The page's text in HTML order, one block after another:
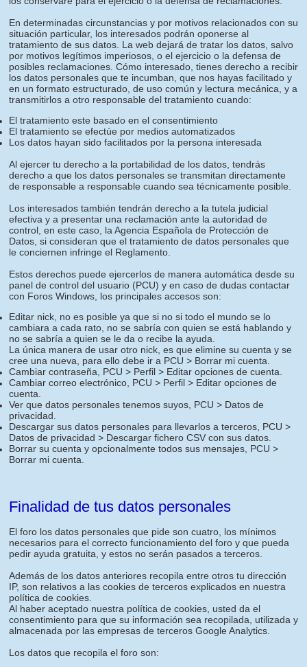
En determinadas circunstancias y por motivos relacionados con su
situación particular, los interesados podrán oponerse al
tratamiento de sus datos. La web dejará de tratar los datos, salvo
por motivos legítimos imperiosos, o el ejercicio o la defensa de
posibles reclamaciones. Cómo interesado, tienes derecho a recibir
los datos personales que te incumban, que nos hayas facilitado y
en un formato estructurado, de uso común y lectura mecánica, y a
transmitirlos a otro responsable del tratamiento cuando:
El tratamiento este basado en el consentimiento
El tratamiento se efectúe por medios automatizados
Los datos hayan sido facilitados por la persona interesada
Al ejercer tu derecho a la portabilidad de los datos, tendrás
derecho a que los datos personales se transmitan directamente
de responsable a responsable cuando sea técnicamente posible.
Los interesados también tendrán derecho a la tutela judicial
efectiva y a presentar una reclamación ante la autoridad de
control, en este caso, la Agencia Española de Protección de
Datos, si consideran que el tratamiento de datos personales que
le conciernen infringe el Reglamento.
Estos derechos puede ejercerlos de manera automática desde su
panel de control del usuario (PCU) y en caso de dudas contactar
con Foros Windows, los principales accesos son:
Editar nick, no es posible ya que si no si todo el mundo se lo
cambiara a cada rato, no se sabría con quien se está hablando y
no se sabría a quien se le da o recibe la ayuda.
La única manera de usar otro nick, es que elimine su cuenta y se
cree una nueva, para ello debe ir a PCU > Borrar mi cuenta.
Cambiar contraseña, PCU > Perfil > Editar opciones de cuenta.
Cambiar correo electrónico, PCU > Perfil > Editar opciones de
cuenta.
Ver que datos personales tenemos suyos, PCU > Datos de
privacidad.
Descargar sus datos personales para llevarlos a terceros, PCU >
Datos de privacidad > Descargar fichero CSV con sus datos.
Borrar su cuenta y opcionalmente todos sus mensajes, PCU >
Borrar mi cuenta.
Finalidad de tus datos personales
El foro los datos personales que pide son cuatro, los mínimos
necesarios para el correcto funcionamiento del foro y que pueda
pedir ayuda gratuita, y estos no serán pasados a terceros.
Además de los datos anteriores recopila entre otros tu dirección
IP, son relativos a las cookies de terceros explicados en nuestra
política de cookies.
Al haber aceptado nuestra política de cookies, usted da el
consentimiento para que su información sea recopilada, utilizada y
almacenada por las empresas de terceros Google Analytics.
Los datos que recopila el foro son: